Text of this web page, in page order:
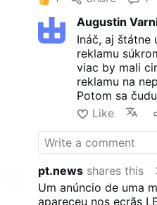
di
che
fa
označili za
Obrazovky boli
reštaurátorských
2024. Vatikánski
príjmy z reklamy
renováciu pred
Augustin
Ináč, aj štátne
reklamu
viac by mali
reklamu na
Potom sa
streche
Like
pt.news shares this
Um anúncio de uma
apareceu nos ecrãs